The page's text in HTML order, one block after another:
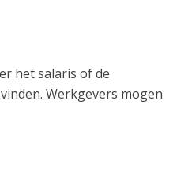
het salaris of de
Werkgevers mogen